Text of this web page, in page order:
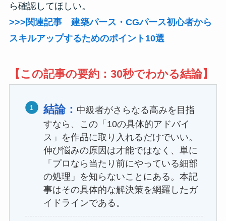
ら確認してほしい。
>>>関連記事 建築パース・CGパース初心者から
スキルアップするためのポイント10選
【この記事の要約：30秒でわかる結論】
結論： 中級者がさらなる高みを目指
すなら、この「10の具体的アドバイ
ス」を作品に取り入れるだけでいい。
伸び悩みの原因は才能ではなく、単に
「プロなら当たり前にやっている細部
の処理」を知らないことにある。本記
事はその具体的な解決策を網羅したガ
イドラインである。